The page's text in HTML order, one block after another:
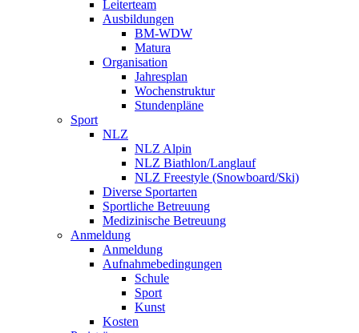
Leiterteam
Ausbildungen
BM-WDW
Matura
Organisation
Jahresplan
Wochenstruktur
Stundenpläne
Sport
NLZ
NLZ Alpin
NLZ Biathlon/Langlauf
NLZ Freestyle (Snowboard/Ski)
Diverse Sportarten
Sportliche Betreuung
Medizinische Betreuung
Anmeldung
Anmeldung
Aufnahmebedingungen
Schule
Sport
Kunst
Kosten